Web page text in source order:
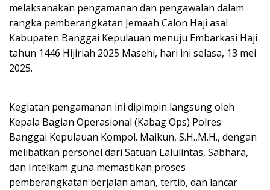
melaksanakan pengamanan dan pengawalan dalam
rangka pemberangkatan Jemaah Calon Haji asal
Kabupaten Banggai Kepulauan menuju Embarkasi Haji
tahun 1446 Hijiriah 2025 Masehi, hari ini selasa, 13 mei
2025.
Kegiatan pengamanan ini dipimpin langsung oleh
Kepala Bagian Operasional (Kabag Ops) Polres
Banggai Kepulauan Kompol. Maikun, S.H.,M.H., dengan
melibatkan personel dari Satuan Lalulintas, Sabhara,
dan Intelkam guna memastikan proses
pemberangkatan berjalan aman, tertib, dan lancar